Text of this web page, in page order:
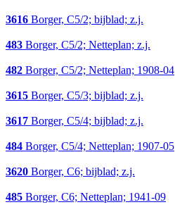
3616 Borger, C5/2; bijblad; z.j.
483 Borger, C5/2; Netteplan; z.j.
482 Borger, C5/2; Netteplan; 1908-04
3615 Borger, C5/3; bijblad; z.j.
3617 Borger, C5/4; bijblad; z.j.
484 Borger, C5/4; Netteplan; 1907-05
3620 Borger, C6; bijblad; z.j.
485 Borger, C6; Netteplan; 1941-09